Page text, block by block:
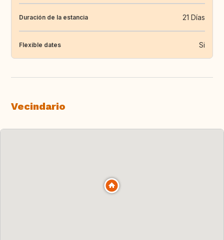
Duración de la estancia 21 Días
Flexible dates Si
Vecindario